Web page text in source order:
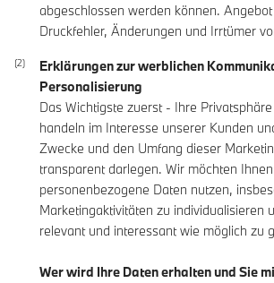
abgeschlossen werden können.
Druckfehler, Änderungen und Irrtümer
Erklärungen zur werblichen
Personalisierung
Das Wichtigste zuerst - Ihre
handeln im Interesse unserer Kunden
Zwecke und den Umfang dieser
transparent darlegen. Wir möchten
personenbezogene Daten nutzen,
Marketingaktivitäten zu individualisieren
relevant und interessant wie möglich zu
Wer wird Ihre Daten erhalten und Sie